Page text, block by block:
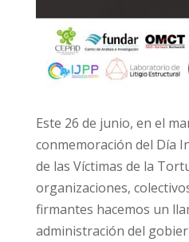
Este 26 de junio, en el
conmemoración del Día
de las Víctimas de la
organizaciones,
firmantes hacemos un
administración del